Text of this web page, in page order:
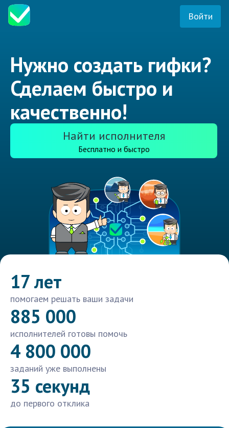
Войти
Нужно создать гифки?
Сделаем быстро и
качественно!
Найти исполнителя
Бесплатно и быстро
17 лет
помогаем решать ваши задачи
885 000
исполнителей готовы помочь
4 800 000
заданий уже выполнены
35 секунд
до первого отклика